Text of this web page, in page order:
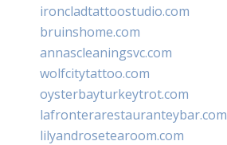
ironcladtattoostudio.com
bruinshome.com
annascleaningsvc.com
wolfcitytattoo.com
oysterbayturkeytrot.com
lafronterarestauranteybar.com
lilyandrosetearoom.com